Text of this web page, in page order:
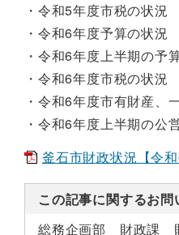
令和5年度市税の状況
令和6年度予算の状況
令和6年度上半期の予
令和6年度市税の状況
令和6年度市有財産、
令和6年度上半期の公
釜石市財政状況【令
この記事に関するお問
総務企画部 財政課